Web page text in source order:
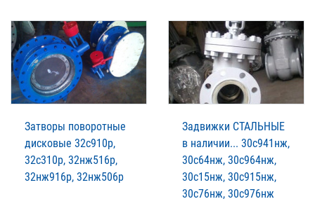
Затворы поворотные
дисковые 32с910р,
32с310р, 32нж516р,
32нж916р, 32нж506р
Задвижки СТАЛЬНЫЕ
в наличии... 30с941нж,
30с64нж, 30с964нж,
30с15нж, 30с915нж,
30с76нж, 30с976нж